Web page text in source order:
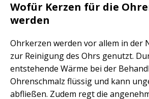
Wofür Kerzen für die
werden
Ohrkerzen werden vor allem in der
zur Reinigung des Ohrs genutzt.
entstehende Wärme bei der
Ohrenschmalz flüssig und kann
abfließen. Zudem regt die